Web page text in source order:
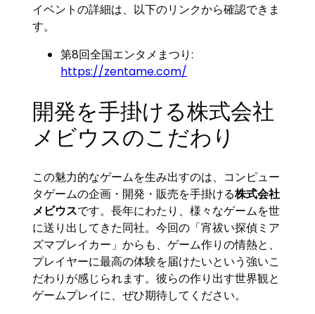
イベントの詳細は、以下のリンクから確認できま
す。
第8回全国エンタメまつり:
https://zentame.com/
開発を手掛ける株式会社
メビウスのこだわり
この魅力的なゲームを生み出すのは、コンピュー
タゲームの企画・開発・販売を手掛ける株式会社
メビウスです。長年にわたり、様々なゲームを世
に送り出してきた同社。今回の「宵祓い探偵ミア
ズマブレイカー」からも、ゲーム作りの情熱と、
プレイヤーに最高の体験を届けたいという強いこ
だわりが感じられます。彼らの作り出す世界観と
ゲームプレイに、ぜひ期待してください。